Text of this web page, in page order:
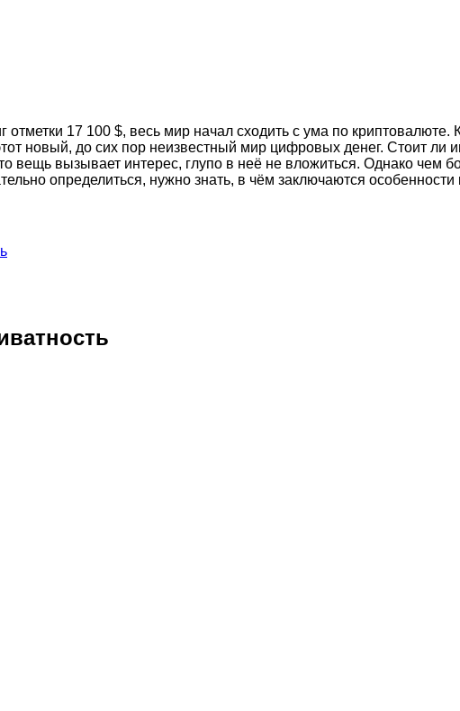
отметки 17 100 $, весь мир начал сходить с ума по
новый, до сих пор неизвестный мир цифровых денег. Стоит ли
вещь вызывает интерес, глупо в неё не вложиться. Однако чем
определиться, нужно знать, в чём заключаются